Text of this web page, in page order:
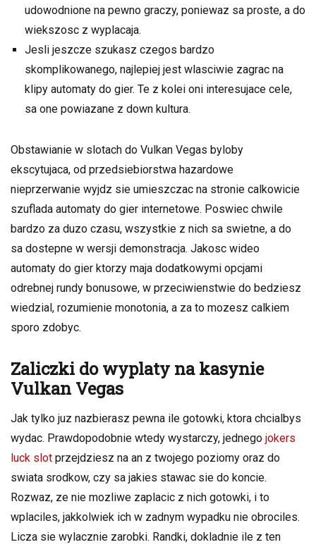
jakkolwiek
udowodnione na pewno graczy, poniewaz sa proste, a do
wiekszosc z wyplacaja.
Jesli jeszcze szukasz czegos bardzo
skomplikowanego, najlepiej jest wlasciwie zagrac na
klipy automaty do gier. Te z kolei oni interesujace cele,
sa one powiazane z down kultura.
Obstawianie w slotach do Vulkan Vegas byloby
ekscytujaca, od przedsiebiorstwa hazardowe
nieprzerwanie wyjdz sie umieszczac na stronie calkowicie
szuflada automaty do gier internetowe. Poswiec chwile
bardzo za duzo czasu, wszystkie z nich sa swietne, a do
sa dostepne w wersji demonstracja. Jakosc wideo
automaty do gier ktorzy maja dodatkowymi opcjami
odrebnej rundy bonusowe, w przeciwienstwie do bedziesz
wiedzial, rozumienie monotonia, a za to mozesz calkiem
sporo zdobyc.
Zaliczki do wyplaty na kasynie
Vulkan Vegas
Jak tylko juz nazbierasz pewna ile gotowki, ktora chcialbys
wydac. Prawdopodobnie wtedy wystarczy, jednego jokers
luck slot przejdziesz na an z twojego poziomy oraz do
swiata srodkow, czy sa jakies stawac sie do koncie.
Rozwaz, ze nie mozliwe zaplacic z nich gotowki, i to
wplaciles, jakkolwiek ich w zadnym wypadku nie obrociles.
Licza sie wylacznie zarobki. Randki, dokladnie ile z ten